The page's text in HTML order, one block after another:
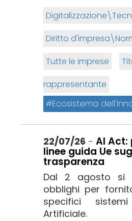
Diritto
Tutte le imprese
rappresentante
Ecosistema
22/07/26 - AI Act:
linee guida Ue
trasparenza
Dal 2 agosto si
obblighi per
specifici
Artificiale.